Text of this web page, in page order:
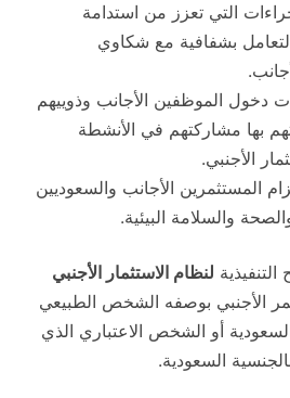
التي تعزز من استدامة
بشفافية مع شكاوي
دخول الموظفين الأجانب وذوييهم
بها مشاركتهم في الأنشطة
الأجنبي.
المستثمرين الأجانب والسعوديين
والسلامة البيئية.
لنظام الاستثمار الأجنبي
الأجنبي بوصفه الشخص الطبيعي
أو الشخص الاعتباري الذي
السعودية.